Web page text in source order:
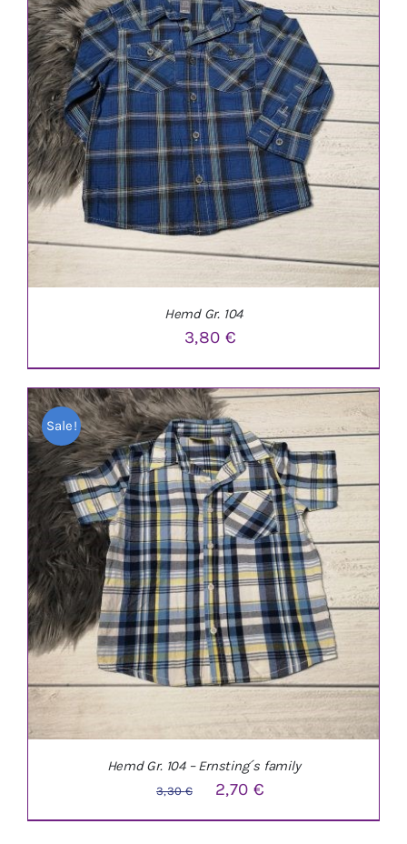
IN DEN WARENKORB / DETAILS
IN DEN WARENKORB / DETAILS
Hemd Gr. 104
3,80 €
Sale!
Hemd Gr. 104 – Ernsting´s family
3,30€
Ursprünglicher
Preis
2,70 €Aktueller
Preis